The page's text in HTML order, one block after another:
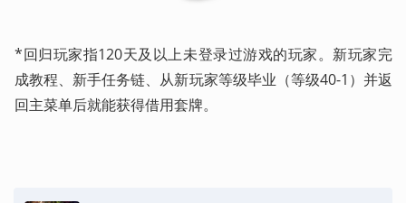
*回归玩家指120天及以上未登录过游戏的玩家。新玩家完
成教程、新手任务链、从新玩家等级毕业（等级40-1）并返
回主菜单后就能获得借用套牌。